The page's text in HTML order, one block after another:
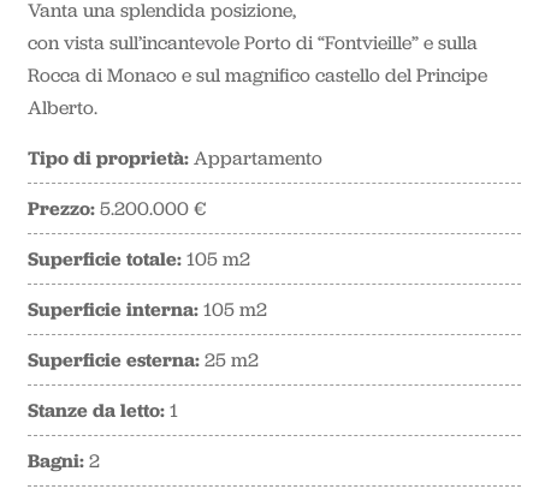
Vanta una splendida posizione,
con vista sull’incantevole Porto di “Fontvieille” e sulla
Rocca di Monaco e sul magnifico castello del Principe
Alberto.
Tipo di proprietà:Appartamento
Prezzo:5.200.000 €
Superficie totale:105 m2
Superficie interna:105 m2
Superficie esterna:25 m2
Stanze da letto:1
Bagni:2